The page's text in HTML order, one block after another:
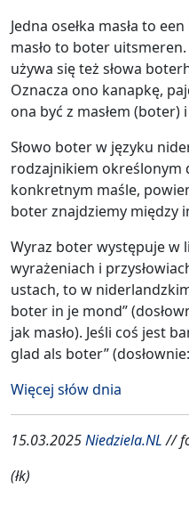
Jedna osełka masła to
masło to boter
używa się też słowa
Oznacza ono kanapkę,
ona być z masłem (boter)
Słowo boter w języku
rodzajnikiem określonym
konkretnym maśle,
boter znajdziemy między
Wyraz boter występuje w
wyrażeniach i
ustach, to w
boter in je mond”
jak masło). Jeśli coś jest
glad als boter”
Więcej słów dnia
15.03.2025Niedziela.NL//
(łk)